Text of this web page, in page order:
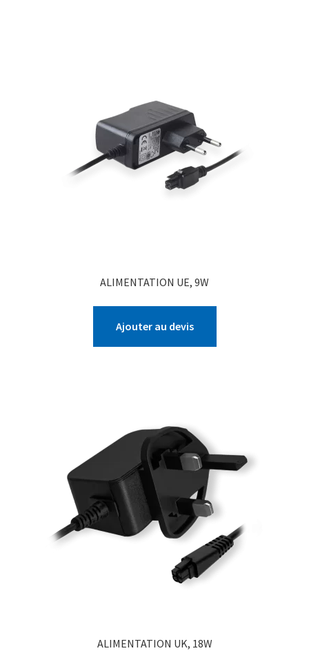
ALIMENTATION UE, 9W
Ajouter au devis
ALIMENTATION UK, 18W